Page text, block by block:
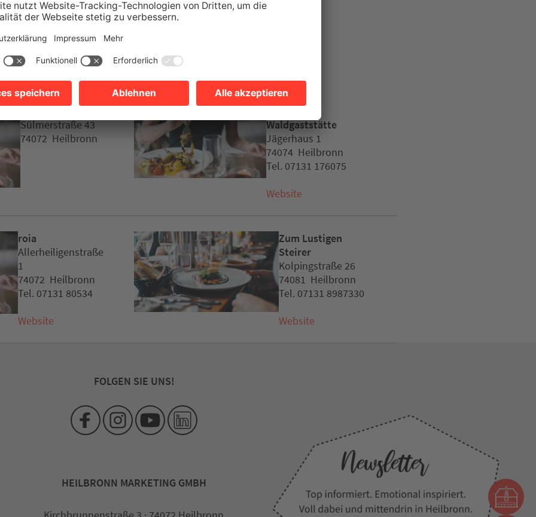
Empfehlungen
Sülmerstraße 43
74072 Heilbronn
Waldgaststätte
Jägerhaus 1
74074 Heilbronn
Tel. 07131 176075
Website
roia
Allerheiligenstraße
1
74072 Heilbronn
Tel. 07131 80534
Website
Zum Lustigen
Steirer
Kolpingstraße 26
74081 Heilbronn
Tel. 07131 8987330
Website
FOLGEN SIE UNS!
HEILBRONN MARKETING GMBH